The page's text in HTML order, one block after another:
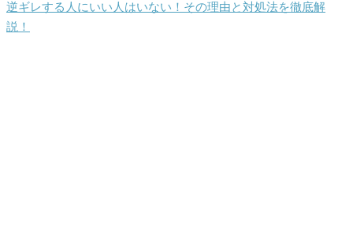
逆ギレする人にいい人はいない！その理由と対処法を徹底解
説！